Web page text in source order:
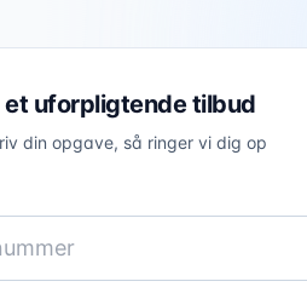
et uforpligtende tilbud
din opgave, så ringer vi dig op